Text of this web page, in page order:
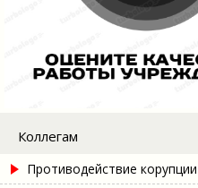
Коллегам
Противодействие корупции